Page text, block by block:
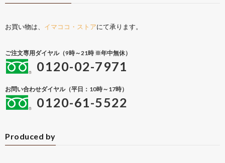
お買い物は、 イマココ・ストアにて承ります。
ご注文専用ダイヤル（9時～21時 ※年中無休）
0120-02-7971
お問い合わせダイヤル（平日：10時～17時）
0120-61-5522
Produced by